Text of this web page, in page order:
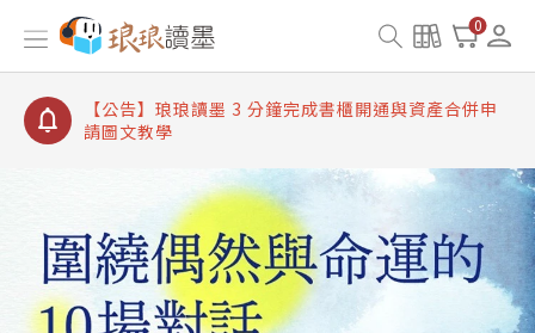
0
【公告】琅琅讀墨書櫃開通常見問題
【公告】琅琅讀墨 3 分鐘完成書櫃開通與資產合併申
【公告】琅琅書店服務升級重要說明及資產合併結果
查詢
【公告】琅琅讀墨數位閱讀資產合併與書櫃開通申請